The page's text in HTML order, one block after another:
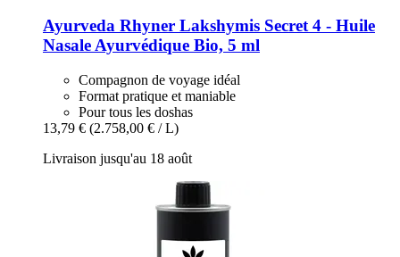
Ayurveda Rhyner Lakshymis Secret 4 -​ Huile
Nasale Ayurvédique Bio, 5 ml
Compagnon de voyage idéal
Format pratique et maniable
Pour tous les doshas
13,79 € (2.758,00 € / L)
Livraison jusqu'au 18 août